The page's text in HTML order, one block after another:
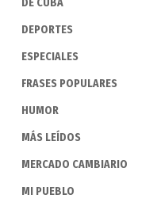
DE CUBA
DEPORTES
ESPECIALES
FRASES POPULARES
HUMOR
MÁS LEÍDOS
MERCADO CAMBIARIO
MI PUEBLO